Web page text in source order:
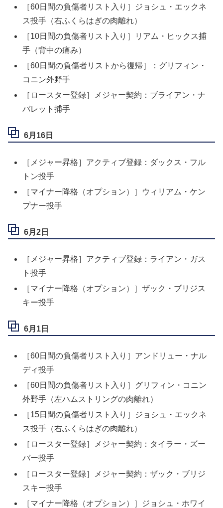
［60日間の負傷者リスト入り］ジョシュ・エックネ
ス投手（右ふくらはぎの肉離れ）
［10日間の負傷者リスト入り］リアム・ヒックス捕
手（背中の痛み）
［60日間の負傷者リストから復帰］：グリフィン・
コニン外野手
［ロースター登録］メジャー契約：ブライアン・ナ
バレット捕手
6月16日
［メジャー昇格］アクティブ登録：ダックス・フル
トン投手
［マイナー降格（オプション）］ウィリアム・ケン
プナー投手
6月2日
［メジャー昇格］アクティブ登録：ライアン・ガス
ト投手
［マイナー降格（オプション）］ザック・ブリジス
キー投手
6月1日
［60日間の負傷者リスト入り］アンドリュー・ナル
ディ投手
［60日間の負傷者リスト入り］グリフィン・コニン
外野手（左ハムストリングの肉離れ）
［15日間の負傷者リスト入り］ジョシュ・エックネ
ス投手（右ふくらはぎの肉離れ）
［ロースター登録］メジャー契約：タイラー・ズー
バー投手
［ロースター登録］メジャー契約：ザック・ブリジ
スキー投手
［マイナー降格（オプション）］ジョシュ・ホワイ